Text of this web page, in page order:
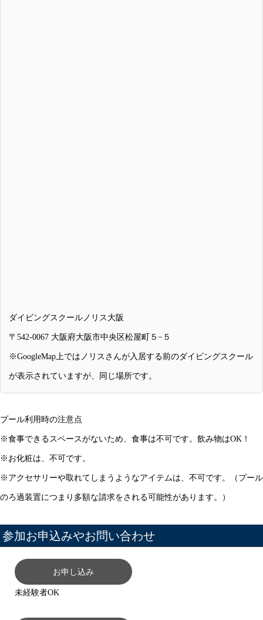
ダイビングスクールノリス大阪
〒542-0067 大阪府大阪市中央区松屋町５−５
※GoogleMap上ではノリスさんが入居する前のダイビングスクール
が表示されていますが、同じ場所です。
プール利用時の注意点
※食事できるスペースがないため、食事は不可です。飲み物はOK！
※お化粧は、不可です。
※アクセサリーや取れてしまうようなアイテムは、不可です。（プール
のろ過装置につまり多額な請求をされる可能性があります。）
参加お申込みやお問い合わせ
お申し込み
未経験者OK